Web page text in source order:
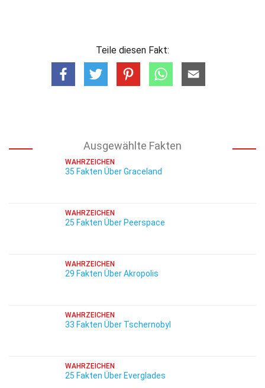
Teile diesen Fakt:
Ausgewählte Fakten
WAHRZEICHEN
35 Fakten Über Graceland
WAHRZEICHEN
25 Fakten Über Peerspace
WAHRZEICHEN
29 Fakten Über Akropolis
WAHRZEICHEN
33 Fakten Über Tschernobyl
WAHRZEICHEN
25 Fakten Über Everglades